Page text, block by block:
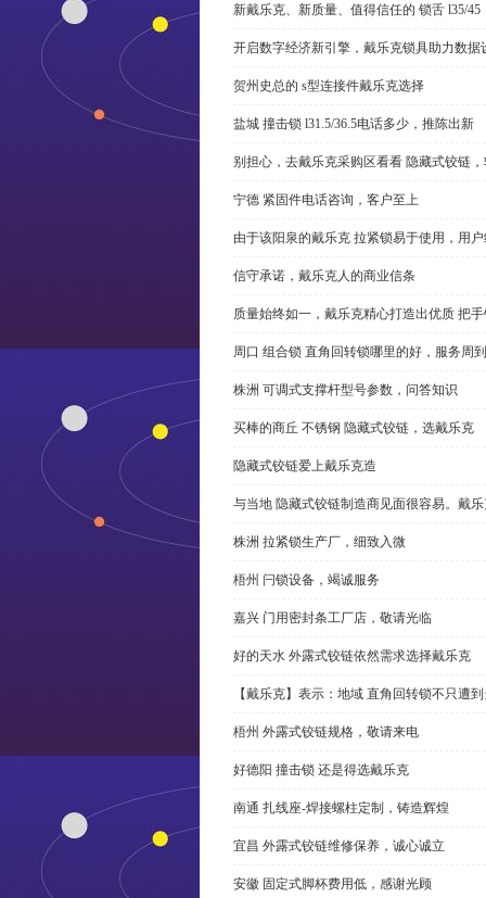
新戴乐克、新质量、值得信任的 锁舌 l35/45
开启数字经济新引擎，戴乐克锁具助力数据
贺州史总的 s型连接件戴乐克选择
盐城 撞击锁 l31.5/36.5电话多少，推陈出新
别担心，去戴乐克采购区看看 隐藏式铰链
宁德 紧固件电话咨询，客户至上
由于该阳泉的戴乐克 拉紧锁易于使用，用
信守承诺，戴乐克人的商业信条
质量始终如一，戴乐克精心打造出优质 把
周口 组合锁 直角回转锁哪里的好，服务周到
株洲 可调式支撑杆型号参数，问答知识
买棒的商丘 不锈钢 隐藏式铰链，选戴乐克
隐藏式铰链爱上戴乐克造
与当地 隐藏式铰链制造商见面很容易。戴
株洲 拉紧锁生产厂，细致入微
梧州 闩锁设备，竭诚服务
嘉兴 门用密封条工厂店，敬请光临
好的天水 外露式铰链依然需求选择戴乐克
【戴乐克】表示：地域 直角回转锁不只遭
梧州 外露式铰链规格，敬请来电
好德阳 撞击锁 还是得选戴乐克
南通 扎线座-焊接螺柱定制，铸造辉煌
宜昌 外露式铰链维修保养，诚心诚立
安徽 固定式脚杯费用低，感谢光顾